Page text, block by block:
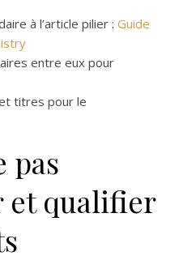
à l’article pilier : Guide
entre eux pour
titres pour le
pas
et qualifier